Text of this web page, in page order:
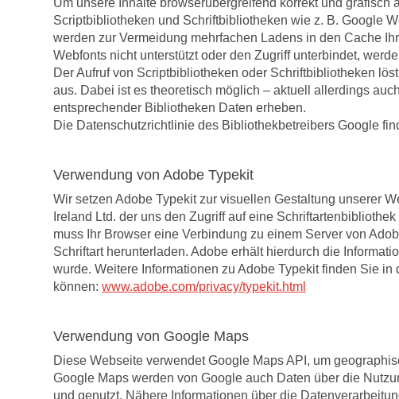
Um unsere Inhalte browserübergreifend korrekt und
Scriptbibliotheken und Schriftbibliotheken wie z. B. Google
werden zur Vermeidung mehrfachen Ladens in den Cache
Webfonts nicht unterstützt oder den Zugriff unterbindet,
Der Aufruf von Scriptbibliotheken oder Schriftbibliotheken
aus. Dabei ist es theoretisch möglich – aktuell allerdings
entsprechender Bibliotheken Daten erheben.
Die Datenschutzrichtlinie des Bibliothekbetreibers Google
Verwendung von Adobe Typekit
Wir setzen Adobe Typekit zur visuellen Gestaltung unserer
Ireland Ltd. der uns den Zugriff auf eine
muss Ihr Browser eine Verbindung zu einem Server von
Schriftart herunterladen. Adobe erhält hierdurch die
wurde. Weitere Informationen zu Adobe Typekit finden Sie
können: www.adobe.com/privacy/typekit.html
Verwendung von Google Maps
Diese Webseite verwendet Google Maps API, um
Google Maps werden von Google auch Daten über die
und genutzt. Nähere Informationen über die